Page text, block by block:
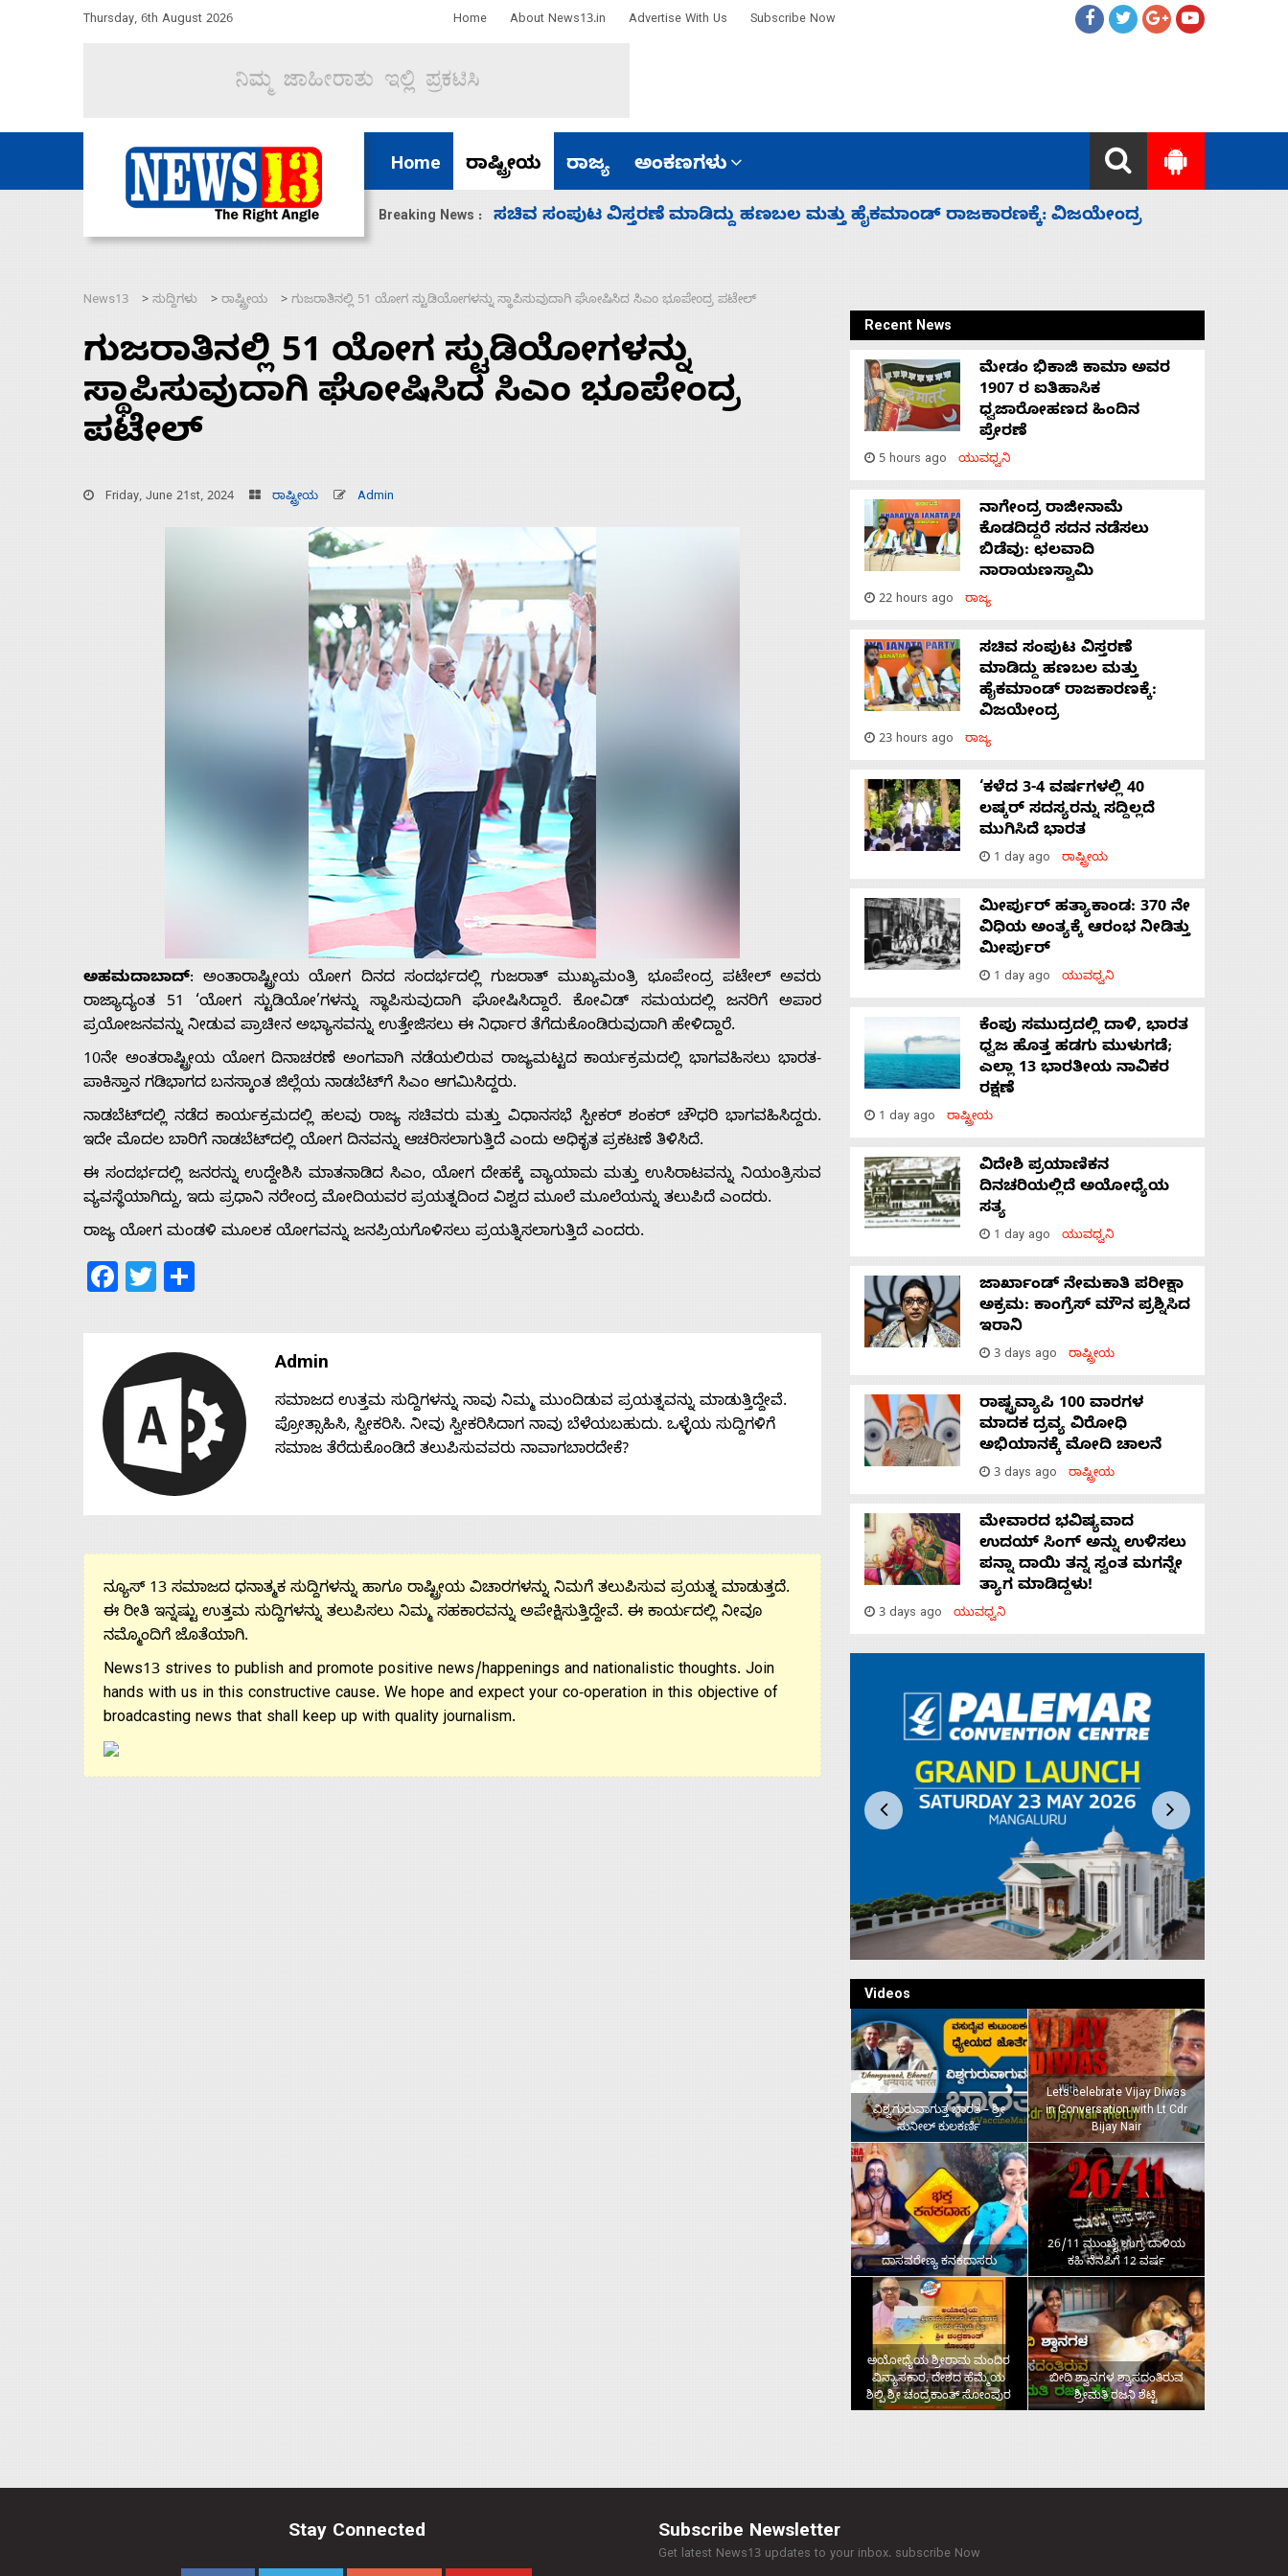
Thursday, 6th August 2026 Home About News13.in Advertise With Us Subscribe Now
Home ರಾಷ್ಟ್ರೀಯ ರಾಜ್ಯ ಅಂಕಣಗಳು
Breaking News :
ಹಣಬಲ ಮತ್ತು ಹೈಕಮಾಂಡ್ ರಾಜಕಾರಣಕ್ಕೆ: ವಿಜಯೇಂದ್ರ ‘ಕಳೆದ 3-4 ವರ್ಷಗಳಲ್ಲಿ 40 ಲಷ್ಕರ್ ಸದಸ್ಯರನ್ನು ಸದ್ದಿಲ್ಲದೆ ಮುಗಿಸಿದೆ ಭಾರತ
Contact
News13 > ಸುದ್ದಿಗಳು > ರಾಷ್ಟ್ರೀಯ > ಗುಜರಾತಿನಲ್ಲಿ 51 ಯೋಗ ಸ್ಟುಡಿಯೋಗಳನ್ನು ಸ್ಥಾಪಿಸುವುದಾಗಿ ಘೋಷಿಸಿದ ಸಿಎಂ ಭೂಪೇಂದ್ರ ಪಟೇಲ್
ಗುಜರಾತಿನಲ್ಲಿ 51 ಯೋಗ ಸ್ಟುಡಿಯೋಗಳನ್ನು
ಸ್ಥಾಪಿಸುವುದಾಗಿ ಘೋಷಿಸಿದ ಸಿಎಂ ಭೂಪೇಂದ್ರ
ಪಟೇಲ್
Friday, June 21st, 2024 ರಾಷ್ಟ್ರೀಯ Admin
ಅಹಮದಾಬಾದ್: ಅಂತಾರಾಷ್ಟ್ರೀಯ ಯೋಗ ದಿನದ ಸಂದರ್ಭದಲ್ಲಿ ಗುಜರಾತ್ ಮುಖ್ಯಮಂತ್ರಿ ಭೂಪೇಂದ್ರ ಪಟೇಲ್ ಅವರು
ರಾಜ್ಯಾದ್ಯಂತ 51 ‘ಯೋಗ ಸ್ಟುಡಿಯೋ’ಗಳನ್ನು ಸ್ಥಾಪಿಸುವುದಾಗಿ ಘೋಷಿಸಿದ್ದಾರೆ. ಕೋವಿಡ್ ಸಮಯದಲ್ಲಿ ಜನರಿಗೆ ಅಪಾರ
ಪ್ರಯೋಜನವನ್ನು ನೀಡುವ ಪ್ರಾಚೀನ ಅಭ್ಯಾಸವನ್ನು ಉತ್ತೇಜಿಸಲು ಈ ನಿರ್ಧಾರ ತೆಗೆದುಕೊಂಡಿರುವುದಾಗಿ ಹೇಳಿದ್ದಾರೆ.
10ನೇ ಅಂತರಾಷ್ಟ್ರೀಯ ಯೋಗ ದಿನಾಚರಣೆ ಅಂಗವಾಗಿ ನಡೆಯಲಿರುವ ರಾಜ್ಯಮಟ್ಟದ ಕಾರ್ಯಕ್ರಮದಲ್ಲಿ ಭಾಗವಹಿಸಲು ಭಾರತ-
ಪಾಕಿಸ್ತಾನ ಗಡಿಭಾಗದ ಬನಸ್ಕಾಂತ ಜಿಲ್ಲೆಯ ನಾಡಬೆಟ್‌ಗೆ ಸಿಎಂ ಆಗಮಿಸಿದ್ದರು.
ನಾಡಬೆಟ್‌ದಲ್ಲಿ ನಡೆದ ಕಾರ್ಯಕ್ರಮದಲ್ಲಿ ಹಲವು ರಾಜ್ಯ ಸಚಿವರು ಮತ್ತು ವಿಧಾನಸಭೆ ಸ್ಪೀಕರ್ ಶಂಕರ್ ಚೌಧರಿ ಭಾಗವಹಿಸಿದ್ದರು.
ಇದೇ ಮೊದಲ ಬಾರಿಗೆ ನಾಡಬೆಟ್‌ದಲ್ಲಿ ಯೋಗ ದಿನವನ್ನು ಆಚರಿಸಲಾಗುತ್ತಿದೆ ಎಂದು ಅಧಿಕೃತ ಪ್ರಕಟಣೆ ತಿಳಿಸಿದೆ.
ಈ ಸಂದರ್ಭದಲ್ಲಿ ಜನರನ್ನು ಉದ್ದೇಶಿಸಿ ಮಾತನಾಡಿದ ಸಿಎಂ, ಯೋಗ ದೇಹಕ್ಕೆ ವ್ಯಾಯಾಮ ಮತ್ತು ಉಸಿರಾಟವನ್ನು ನಿಯಂತ್ರಿಸುವ
ವ್ಯವಸ್ಥೆಯಾಗಿದ್ದು, ಇದು ಪ್ರಧಾನಿ ನರೇಂದ್ರ ಮೋದಿಯವರ ಪ್ರಯತ್ನದಿಂದ ವಿಶ್ವದ ಮೂಲೆ ಮೂಲೆಯನ್ನು ತಲುಪಿದೆ ಎಂದರು.
ರಾಜ್ಯ ಯೋಗ ಮಂಡಳಿ ಮೂಲಕ ಯೋಗವನ್ನು ಜನಪ್ರಿಯಗೊಳಿಸಲು ಪ್ರಯತ್ನಿಸಲಾಗುತ್ತಿದೆ ಎಂದರು.
Facebook
Twitter
Admin
ಸಮಾಜದ ಉತ್ತಮ ಸುದ್ದಿಗಳನ್ನು ನಾವು ನಿಮ್ಮ ಮುಂದಿಡುವ ಪ್ರಯತ್ನವನ್ನು ಮಾಡುತ್ತಿದ್ದೇವೆ.
ಪ್ರೋತ್ಸಾಹಿಸಿ, ಸ್ವೀಕರಿಸಿ. ನೀವು ಸ್ವೀಕರಿಸಿದಾಗ ನಾವು ಬೆಳೆಯಬಹುದು. ಒಳ್ಳೆಯ ಸುದ್ದಿಗಳಿಗೆ
ಸಮಾಜ ತೆರೆದುಕೊಂಡಿದೆ ತಲುಪಿಸುವವರು ನಾವಾಗಬಾರದೇಕೆ?
ನ್ಯೂಸ್ 13 ಸಮಾಜದ ಧನಾತ್ಮಕ ಸುದ್ದಿಗಳನ್ನು ಹಾಗೂ ರಾಷ್ಟ್ರೀಯ ವಿಚಾರಗಳನ್ನು ನಿಮಗೆ ತಲುಪಿಸುವ ಪ್ರಯತ್ನ ಮಾಡುತ್ತದೆ.
ಈ ರೀತಿ ಇನ್ನಷ್ಟು ಉತ್ತಮ ಸುದ್ದಿಗಳನ್ನು ತಲುಪಿಸಲು ನಿಮ್ಮ ಸಹಕಾರವನ್ನು ಅಪೇಕ್ಷಿಸುತ್ತಿದ್ದೇವೆ. ಈ ಕಾರ್ಯದಲ್ಲಿ ನೀವೂ
ನಮ್ಮೊಂದಿಗೆ ಜೊತೆಯಾಗಿ.
News13 strives to publish and promote positive news/happenings and nationalistic thoughts. Join
hands with us in this constructive cause. We hope and expect your co-operation in this objective of
broadcasting news that shall keep up with quality journalism.
Recent News
ಮೇಡಂ ಭಿಕಾಜಿ ಕಾಮಾ ಅವರ
1907 ರ ಐತಿಹಾಸಿಕ
ಧ್ವಜಾರೋಹಣದ ಹಿಂದಿನ
ಪ್ರೇರಣೆ
5 hours ago ಯುವಧ್ವನಿ
ನಾಗೇಂದ್ರ ರಾಜೀನಾಮೆ
ಕೊಡದಿದ್ದರೆ ಸದನ ನಡೆಸಲು
ಬಿಡೆವು: ಛಲವಾದಿ
ನಾರಾಯಣಸ್ವಾಮಿ
22 hours ago ರಾಜ್ಯ
ಸಚಿವ ಸಂಪುಟ ವಿಸ್ತರಣೆ
ಮಾಡಿದ್ದು ಹಣಬಲ ಮತ್ತು
ಹೈಕಮಾಂಡ್ ರಾಜಕಾರಣಕ್ಕೆ:
ವಿಜಯೇಂದ್ರ
23 hours ago ರಾಜ್ಯ
‘ಕಳೆದ 3-4 ವರ್ಷಗಳಲ್ಲಿ 40
ಲಷ್ಕರ್ ಸದಸ್ಯರನ್ನು ಸದ್ದಿಲ್ಲದೆ
ಮುಗಿಸಿದೆ ಭಾರತ
1 day ago ರಾಷ್ಟ್ರೀಯ
ಮೀರ್ಪುರ್ ಹತ್ಯಾಕಾಂಡ: 370 ನೇ
ವಿಧಿಯ ಅಂತ್ಯಕ್ಕೆ ಆರಂಭ ನೀಡಿತ್ತು
ಮೀರ್ಪುರ್
1 day ago ಯುವಧ್ವನಿ
ಕೆಂಪು ಸಮುದ್ರದಲ್ಲಿ ದಾಳಿ, ಭಾರತ
ಧ್ವಜ ಹೊತ್ತ ಹಡಗು ಮುಳುಗಡೆ;
ಎಲ್ಲಾ 13 ಭಾರತೀಯ ನಾವಿಕರ
ರಕ್ಷಣೆ
1 day ago ರಾಷ್ಟ್ರೀಯ
ವಿದೇಶಿ ಪ್ರಯಾಣಿಕನ
ದಿನಚರಿಯಲ್ಲಿದೆ ಅಯೋಧ್ಯೆಯ
ಸತ್ಯ
1 day ago ಯುವಧ್ವನಿ
ಜಾರ್ಖಾಂಡ್‌ ನೇಮಕಾತಿ ಪರೀಕ್ಷಾ
ಅಕ್ರಮ: ಕಾಂಗ್ರೆಸ್‌ ಮೌನ ಪ್ರಶ್ನಿಸಿದ
ಇರಾನಿ
3 days ago ರಾಷ್ಟ್ರೀಯ
ರಾಷ್ಟ್ರವ್ಯಾಪಿ 100 ವಾರಗಳ
ಮಾದಕ ದ್ರವ್ಯ ವಿರೋಧಿ
ಅಭಿಯಾನಕ್ಕೆ ಮೋದಿ ಚಾಲನೆ
3 days ago ರಾಷ್ಟ್ರೀಯ
ಮೇವಾರದ ಭವಿಷ್ಯವಾದ
ಉದಯ್ ಸಿಂಗ್ ಅನ್ನು ಉಳಿಸಲು
ಪನ್ನಾ ದಾಯಿ ತನ್ನ ಸ್ವಂತ ಮಗನ್ನೇ
ತ್ಯಾಗ ಮಾಡಿದ್ದಳು!
3 days ago ಯುವಧ್ವನಿ
Videos
ವಿಶ್ವಗುರುವಾಗುತ್ತ ಭಾರತ – ಶ್ರೀ
ಸುನೀಲ್‌ ಕುಲಕರ್ಣಿ
Lets celebrate Vijay Diwas
in Conversation with Lt Cdr
Bijay Nair
ದಾಸವರೇಣ್ಯ ಕನಕದಾಸರು
26/11 ಮುಂಬೈ ಉಗ್ರ ದಾಳಿಯ
ಕಹಿ ನೆನಪಿಗೆ 12 ವರ್ಷ
ಅಯೋಧ್ಯೆಯ ಶ್ರೀರಾಮ ಮಂದಿರ
ವಿನ್ಯಾಸಕಾರ, ದೇಶದ ಹೆಮ್ಮೆಯ
ಶಿಲ್ಪಿ ಶ್ರೀ ಚಂದ್ರಕಾಂತ್‌ ಸೋಂಪುರ
ಬೀದಿ ಶ್ವಾನಗಳ ಶ್ವಾಸದಂತಿರುವ
ಶ್ರೀಮತಿ ರಜನಿ ಶೆಟ್ಟಿ
Stay Connected Subscribe Newsletter
Get latest News13 updates to your inbox. subscribe Now